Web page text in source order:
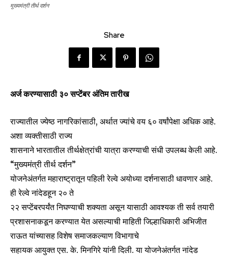
मुख्यमंत्री तीर्थ दर्शन
Share
अर्ज करण्यासाठी ३० सप्टेंबर अंतिम तारीख
राज्यातील ज्येष्ठ नागरिकांसाठी, अर्थात ज्यांचे वय ६० वर्षांपेक्षा अधिक आहे.
अशा व्यक्तीसाठी राज्य
शासनाने भारतातील तीर्थक्षेत्रांची यात्रा करण्याची संधी उपलब्ध केली आहे.
“मुख्यमंत्री तीर्थ दर्शन”
योजनेअंतर्गत महाराष्ट्रातून पहिली रेल्वे अयोध्या दर्शनासाठी धावणार आहे.
ही रेल्वे नांदेडहून २० ते
२२ सप्टेंबरपर्यंत निघण्याची शक्यता असून यासाठी आवश्यक ती सर्व तयारी
प्रशासनाकडून करण्यात येत असल्याची माहिती जिल्हाधिकारी अभिजीत
राऊत यांच्यासह विशेष समाजकल्याण विभागाचे
सहायक आयुक्त एस. के. मिनगिरे यांनी दिली. या योजनेअंतर्गत नांदेड